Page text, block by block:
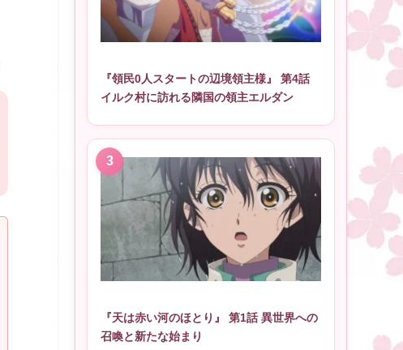
『領民0人スタートの辺境領主様』 第4話
イルク村に訪れる隣国の領主エルダン
『天は赤い河のほとり』 第1話 異世界への
召喚と新たな始まり